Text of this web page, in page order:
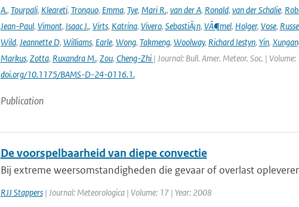
A., Tourpali, Kleareti, Tronquo, Emma, Tye, Mari R., van der A, Ronald, van der Schalie,
Jean-Paul, Vimont, Isaac J., Virts, Katrina, Vivero, SebastiÃ¡n, VÃ¶mel, Holger, Vose,
Wild, Jeannette D, Williams, Earle, Wong, Takmeng, Woolway, Richard Iestyn, Yin,
Markus, Zotta, Ruxandra M., Zou, Cheng-Zhi | Journal: Bull. Amer. Meteor. Soc. |
doi.org/10.1175/BAMS-D-24-0116.1.
Publication
De voorspelbaarheid van diepe convectie
Bij extreme weersomstandigheden die gevaar of overlast
RJJ Stappers| Journal: Meteorologica | Volume: 17 | Year: 2008